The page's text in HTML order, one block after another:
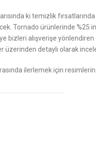
ki temizlik
Tornado ürünlerinde %25
bizleri alışverişe yönlendiren
üzerinden detaylı olarak
ilerlemek için